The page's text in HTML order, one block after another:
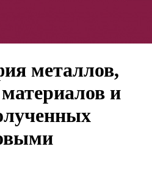
металлов,
и